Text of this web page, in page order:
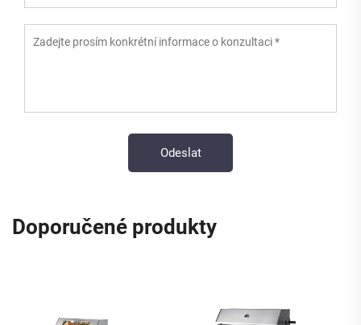
Doporučené produkty